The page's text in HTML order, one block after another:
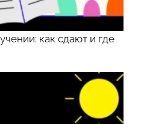
как сдают и где